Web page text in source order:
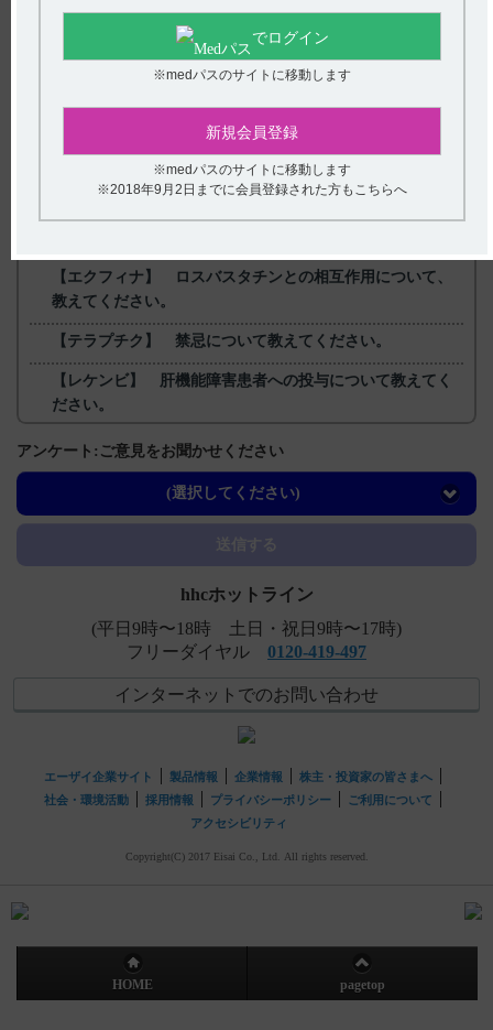
ボ/ゾルピデムER対照比較試験［外国304試験］
【更新年月】
戻る
【エクフィナ】 ロスバスタチンとの相互作用について、
教えてください。
【テラプチク】 禁忌について教えてください。
【レケンビ】 肝機能障害患者への投与について教えてく
ださい。
【ネオフィリン・錠・原末】 有効成分の一般名を教えて
ください。
【デエビゴ】 服用して就寝した後、睡眠途中で一時的に
アンケート:ご意見をお聞かせください
(選択してください)
でログイン
※medパスのサイトに移動します
新規会員登録
※medパスのサイトに移動します
※2018年9月2日までに会員登録された方もこちらへ
hhcホットライン
(平日9時〜18時 土日・祝日9時〜17時)
フリーダイヤル 0120-419-497
インターネットでのお問い合わせ
エーザイ企業サイト 製品情報 企業情報
株主・投資家の皆さまへ
社会・環境活動
採用情報 プライバシーポリシー
ご利用について
アクセシビリティ
Copyright(C) 2017 Eisai Co., Ltd. All rights reserved.
HOME pagetop